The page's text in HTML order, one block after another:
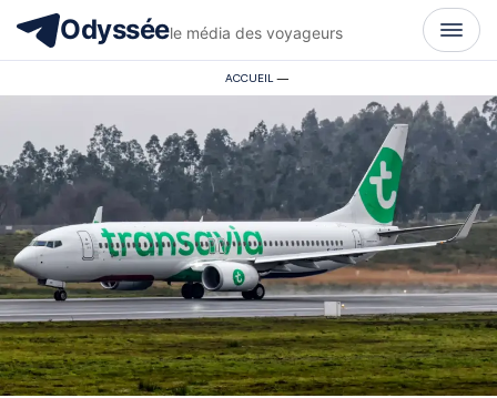
Odysséele média des voyageurs
ACCUEIL —